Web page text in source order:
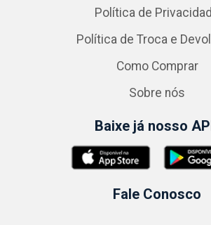
Política de
Política de Troca e
Como Comprar
Sobre nós
Baixe já nosso
Fale Conosco